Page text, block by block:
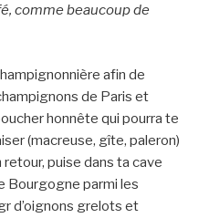
comme beaucoup de
afin de
de Paris et
honnête qui pourra te
(macreuse, gîte, paleron)
puise dans ta cave
Bourgogne parmi les
d’oignons grelots et